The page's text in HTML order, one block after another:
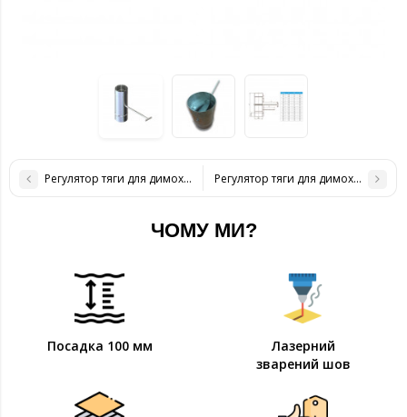
Регулятор тяги для димоходу нержавіюча сталь D-230 мм
Регулятор тяги для димоходу
ЧОМУ МИ?
Посадка 100 мм
Лазерний
зварений шов